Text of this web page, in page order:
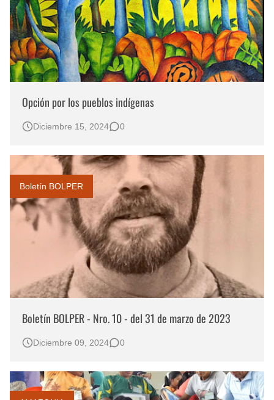
Opción por los pueblos indígenas
Diciembre 15, 2024 0
Boletín BOLPER
Boletín BOLPER - Nro. 10 - del 31 de marzo de 2023
Diciembre 09, 2024 0